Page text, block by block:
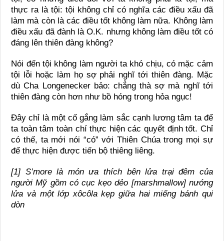
thực ra là tội: tội không chỉ có nghĩa các điều xấu đã
làm mà còn là các điều tốt không làm nữa. Không làm
điều xấu đã đành là O.K. nhưng không làm điều tốt có
đáng lên thiên đàng không?
Nói đến tội không làm người ta khó chịu, có mặc cảm
tội lỗi hoặc làm họ sợ phải nghĩ tới thiên đàng. Mặc
dù Cha Longenecker bảo: chẳng thà sợ mà nghĩ tới
thiên đàng còn hơn như bồ hóng trong hỏa ngục!
Đây chỉ là một cố gắng làm sắc cạnh lương tâm ta để
ta toàn tâm toàn chí thực hiện các quyết định tốt. Chỉ
có thế, ta mới nói “có” với Thiên Chúa trong mọi sự
để thực hiện được tiến bộ thiêng liêng.
[1] S’more là món ưa thích bên lửa trại đêm của
người Mỹ gồm có cục kẹo dẻo [marshmallow] nướng
lửa và một lớp xôcôla kẹp giữa hai miếng bánh qui
dòn